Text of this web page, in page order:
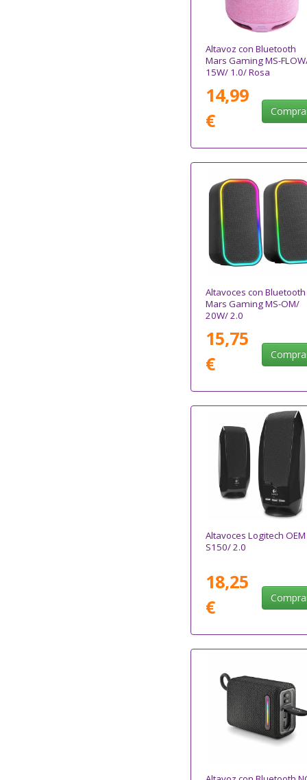
Altavoz con Bluetooth
Mars Gaming MS-
15W/ 1.0/ Rosa
14,99
€
Altavoces con Bluetooth
Mars Gaming MS-OM/
20W/ 2.0
15,75
€
Altavoces Logitech OEM
S150/ 2.0
18,25
€